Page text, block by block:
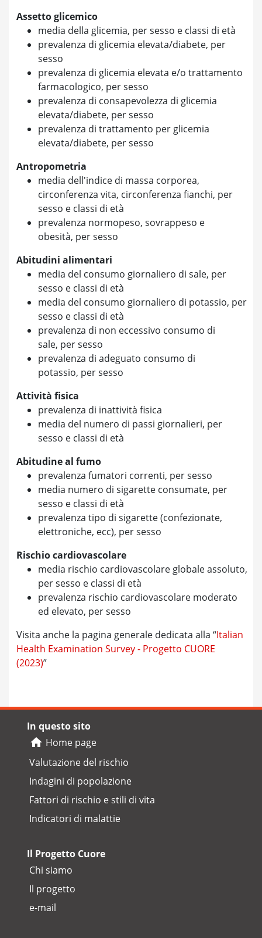
Assetto glicemico
media della glicemia, per sesso e classi di età
prevalenza di glicemia elevata/diabete, per
sesso
prevalenza di glicemia elevata e/o trattamento
farmacologico, per sesso
prevalenza di consapevolezza di glicemia
elevata/diabete, per sesso
prevalenza di trattamento per glicemia
elevata/diabete, per sesso
Antropometria
media dell'indice di massa corporea,
circonferenza vita, circonferenza fianchi, per
sesso e classi di età
prevalenza normopeso, sovrappeso e
obesità, per sesso
Abitudini alimentari
media del consumo giornaliero di sale, per
sesso e classi di età
media del consumo giornaliero di potassio, per
sesso e classi di età
prevalenza di non eccessivo consumo di
sale, per sesso
prevalenza di adeguato consumo di
potassio, per sesso
Attività fisica
prevalenza di inattività fisica
media del numero di passi giornalieri, per
sesso e classi di età
Abitudine al fumo
prevalenza fumatori correnti, per sesso
media numero di sigarette consumate, per
sesso e classi di età
prevalenza tipo di sigarette (confezionate,
elettroniche, ecc), per sesso
Rischio cardiovascolare
media rischio cardiovascolare globale assoluto,
per sesso e classi di età
prevalenza rischio cardiovascolare moderato
ed elevato, per sesso
Visita anche la pagina generale dedicata alla “Italian
Health Examination Survey - Progetto CUORE
(2023)”
In questo sito
Home page
Valutazione del rischio
Indagini di popolazione
Fattori di rischio e stili di vita
Indicatori di malattie
Il Progetto Cuore
Chi siamo
Il progetto
e-mail